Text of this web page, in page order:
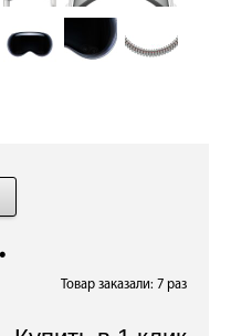
Товар заказали: 7 раз